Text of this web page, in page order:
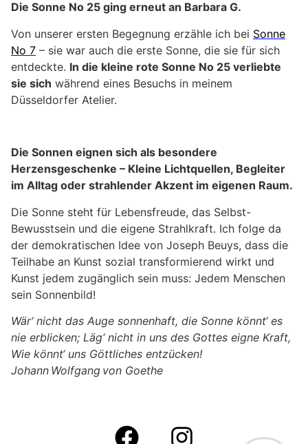
Die Sonne No 25 ging erneut an Barbara G.
Von unserer ersten Begegnung erzähle ich bei Sonne
No 7 – sie war auch die erste Sonne, die sie für sich
entdeckte. In die kleine rote Sonne No 25 verliebte
sie sich während eines Besuchs in meinem
Düsseldorfer Atelier.
Die Sonnen eignen sich als besondere
Herzensgeschenke – Kleine Lichtquellen, Begleiter
im Alltag oder strahlender Akzent im eigenen Raum.
Die Sonne steht für Lebensfreude, das Selbst-
Bewusstsein und die eigene Strahlkraft. Ich folge da
der demokratischen Idee von Joseph Beuys, dass die
Teilhabe an Kunst sozial transformierend wirkt und
Kunst jedem zugänglich sein muss: Jedem Menschen
sein Sonnenbild!
Wär‘ nicht das Auge sonnenhaft, die Sonne könnt‘ es
nie erblicken; Läg‘ nicht in uns des Gottes eigne Kraft,
Wie könnt‘ uns Göttliches entzücken!
Johann Wolfgang von Goethe